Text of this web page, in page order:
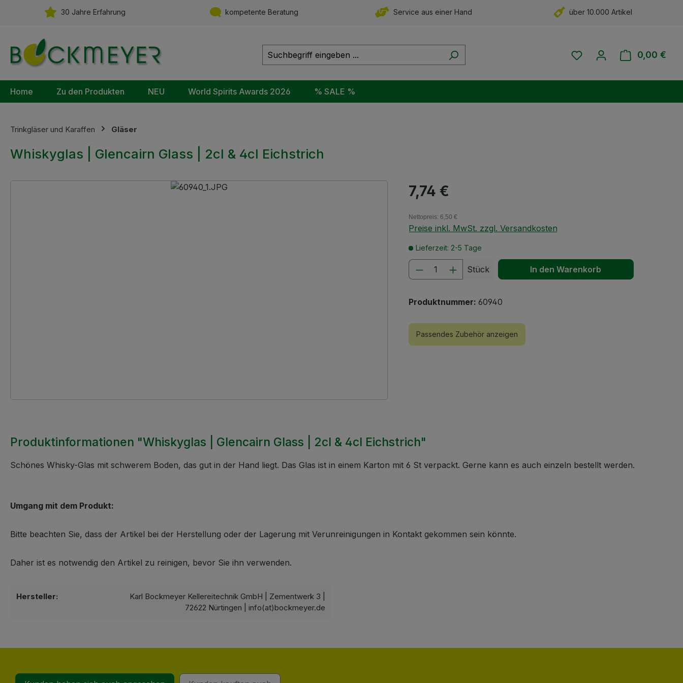
Hauptinhalt springen
Zur Suche springen
Zur Hauptnavigation springen
30 Jahre Erfahrung kompetente Beratung Service aus einer Hand über 10.000 Artikel
Du hast 0 Produkte auf
0,00 €
Home Zu den Produkten NEU World Spirits Awards 2026 % SALE %
Trinkgläser und Karaffen Gläser
Whiskyglas | Glencairn Glass | 2cl & 4cl Eichstrich
Regulärer Preis:
7,74 €
Nettopreis: 6,50 €
Preise inkl. MwSt. zzgl. Versandkosten
Lieferzeit: 2-5 Tage
Produkt Anzahl: Gib den gewünschten Wert
Stück In den Warenkorb
Produktnummer: 60940
Passendes Zubehör anzeigen
Produktinformationen "Whiskyglas | Glencairn Glass | 2cl & 4cl Eichstrich"
Schönes Whisky-Glas mit schwerem Boden, das gut in der Hand liegt. Das Glas ist in einem Karton mit 6 St verpackt. Gerne kann es auch einzeln bestellt werden.
Umgang mit dem Produkt:
Bitte beachten Sie, dass der Artikel bei der Herstellung oder der Lagerung mit Verunreinigungen in Kontakt gekommen sein könnte.
Daher ist es notwendig den Artikel zu reinigen, bevor Sie ihn verwenden.
Hersteller:
Karl Bockmeyer Kellereitechnik GmbH | Zementwerk 3 |
72622 Nürtingen | info(at)bockmeyer.de